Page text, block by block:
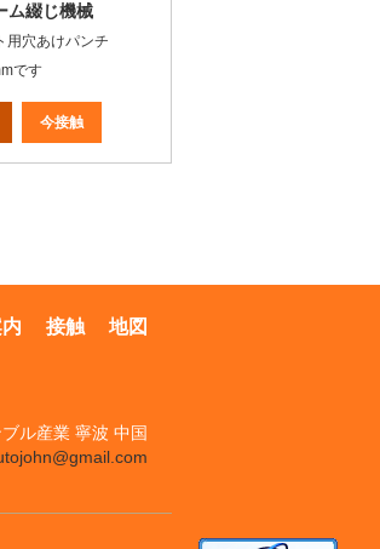
ム綴じ機械
用穴あけパンチ
です
今接触
地図
接触
ル産業 寧波 中国